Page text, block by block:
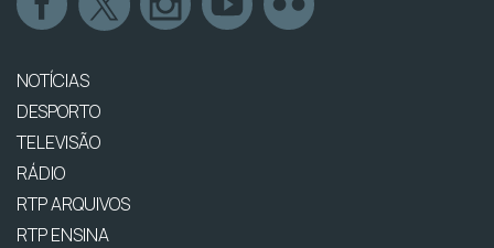
NOTÍCIAS
DESPORTO
TELEVISÃO
RÁDIO
RTP ARQUIVOS
RTP ENSINA